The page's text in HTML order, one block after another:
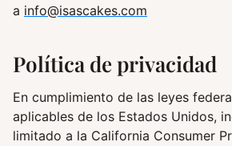
a info@isascakes.com
Política de privacidad
En cumplimiento de las leyes
aplicables de los Estados Unidos,
limitado a la California Consumer